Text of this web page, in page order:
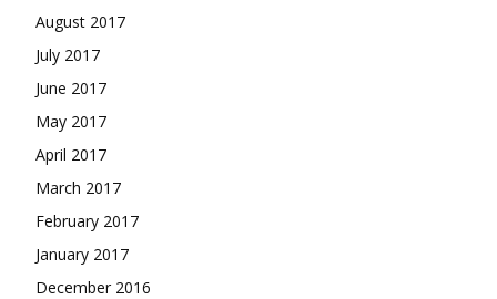
August 2017
July 2017
June 2017
May 2017
April 2017
March 2017
February 2017
January 2017
December 2016